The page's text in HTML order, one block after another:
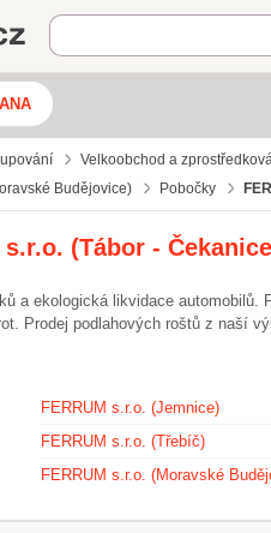
Najisto.cz
Velkoobchod a
Budějovice)
Pobočky
s.r.o. (Tábor -
a ekologická likvidace automobilů.
Prodej podlahových roštů z naší
FERRUM s.r.o. (Jemnice)
FERRUM s.r.o. (Třebíč)
FERRUM s.r.o. (Moravské